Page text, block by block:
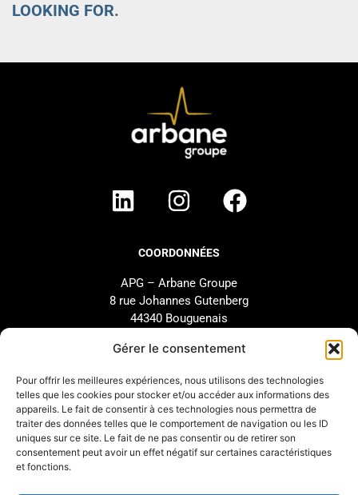
Gérer le consentement
Pour offrir les meilleures expériences, nous utilisons des technologies
telles que les cookies pour stocker et/ou accéder aux informations des
appareils. Le fait de consentir à ces technologies nous permettra de
traiter des données telles que le comportement de navigation ou les ID
uniques sur ce site. Le fait de ne pas consentir ou de retirer son
consentement peut avoir un effet négatif sur certaines caractéristiques
et fonctions.
LOOKING FOR.
COORDONNÉES
APG – Arbane Groupe
8 rue Johannes Gutenberg
44340 Bouguenais
02 40 46 66 64
MARQUE
Notre Histoire
Nos Engagements
Nos Distributeurs
SUPPORT
SAV
Étude et configuration